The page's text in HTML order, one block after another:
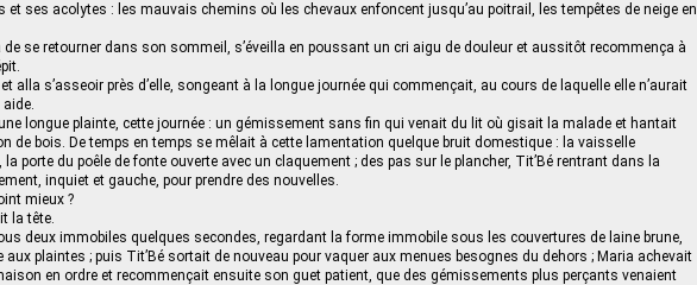
et ses acolytes : les mauvais chemins où les chevaux enfoncent jusqu’au poitrail, les tempêtes de neige en
de se retourner dans son sommeil, s’éveilla en poussant un cri aigu de douleur et aussitôt recommença à
alla s’asseoir près d’elle, songeant à la longue journée qui commençait, au cours de laquelle elle n’aurait
longue plainte, cette journée : un gémissement sans fin qui venait du lit où gisait la malade et hantait
de bois. De temps en temps se mêlait à cette lamentation quelque bruit domestique : la vaisselle
la porte du poêle de fonte ouverte avec un claquement ; des pas sur le plancher, Tit’Bé rentrant dans la
inquiet et gauche, pour prendre des nouvelles.
mieux ?
la tête.
deux immobiles quelques secondes, regardant la forme immobile sous les couvertures de laine brune,
aux plaintes ; puis Tit’Bé sortait de nouveau pour vaquer aux menues besognes du dehors ; Maria achevait
en ordre et recommençait ensuite son guet patient, que des gémissements plus perçants venaient